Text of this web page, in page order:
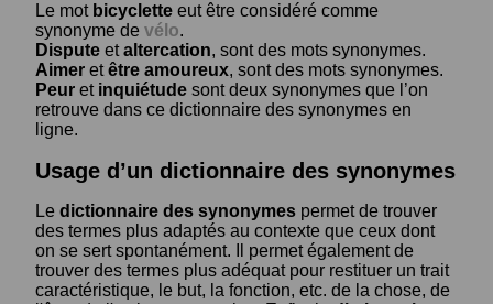
Le mot bicyclette eut être considéré comme
synonyme de vélo.
Dispute etaltercation, sont des mots synonymes.
Aimer etêtre amoureux, sont des mots synonymes.
Peur et inquiétude sont deux synonymes que l’on
retrouve dans ce dictionnaire des synonymes en
ligne.
Usage d’un dictionnaire des synonymes
Le dictionnaire des synonymes permet de trouver
des termes plus adaptés au contexte que ceux dont
on se sert spontanément. Il permet également de
trouver des termes plus adéquat pour restituer un trait
caractéristique, le but, la fonction, etc. de la chose, de